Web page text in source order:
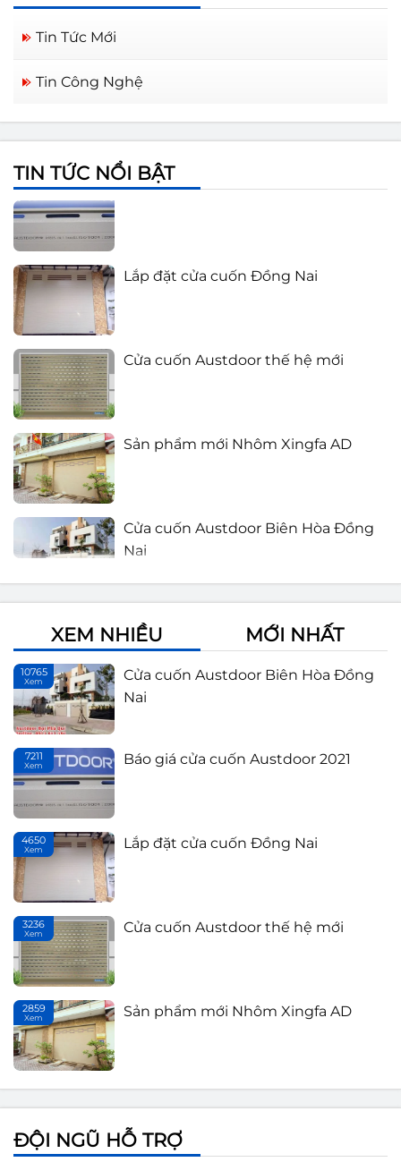
Tin Tức Mới
Tin Công Nghệ
TIN TỨC NỔI BẬT
Nai
Báo giá cửa cuốn Austdoor 2021
Lắp đặt cửa cuốn Đồng Nai
Cửa cuốn Austdoor thế hệ mới
Sản phẩm mới Nhôm Xingfa AD
Cửa cuốn Austdoor Biên Hòa Đồng
Nai
Báo giá cửa cuốn Austdoor 2021
Lắp đặt cửa cuốn Đồng Nai
Cửa cuốn Austdoor thế hệ mới
Sản phẩm mới Nhôm Xingfa AD
XEM NHIỀU MỚI NHẤT
10765
Xem
Cửa cuốn Austdoor Biên Hòa Đồng
Nai
7211
Xem Báo giá cửa cuốn Austdoor 2021
4650
Xem Lắp đặt cửa cuốn Đồng Nai
3236
Xem Cửa cuốn Austdoor thế hệ mới
2859
Xem Sản phẩm mới Nhôm Xingfa AD
ĐỘI NGŨ HỖ TRỢ